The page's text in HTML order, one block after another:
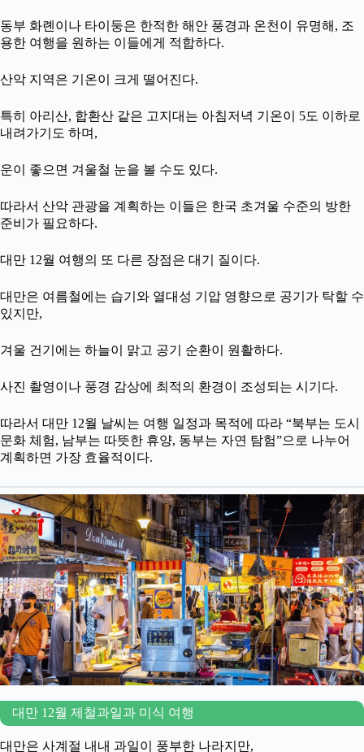
동부 화롄이나 타이둥은 한적한 해안 풍경과 온천이 유명해, 조
용한 여행을 원하는 이들에게 적합하다.
산악 지역은 기온이 크게 떨어진다.
특히 아리산, 합환산 같은 고지대는 아침저녁 기온이 5도 이하로
내려가기도 하며,
운이 좋으면 겨울철 눈을 볼 수도 있다.
따라서 산악 관광을 계획하는 이들은 한국 초겨울 수준의 방한
준비가 필요하다.
대만 12월 여행의 또 다른 장점은 대기 질이다.
대만은 여름철에는 습기와 열대성 기압 영향으로 공기가 탁할 수
있지만,
겨울 건기에는 하늘이 맑고 공기 순환이 원활하다.
사진 촬영이나 풍경 감상에 최적의 환경이 조성되는 시기다.
따라서 대만 12월 날씨는 여행 일정과 목적에 따라 “북부는 도시
문화 체험, 남부는 따뜻한 휴양, 동부는 자연 탐험”으로 나누어
계획하면 가장 효율적이다.
대만 12월 제철과일과 미식 여행
대만은 사계절 내내 과일이 풍부한 나라지만,